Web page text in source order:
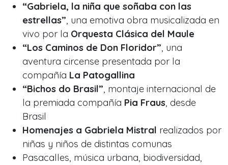
“Gabriela, la niña que soñaba con las
estrellas”, una emotiva obra musicalizada en
vivo por la Orquesta Clásica del Maule
“Los Caminos de Don Floridor”, una
aventura circense presentada por la
compañía La Patogallina
“Bichos do Brasil”, montaje internacional de
la premiada compañía Pia Fraus, desde
Brasil
Homenajes a Gabriela Mistral realizados por
niñas y niños de distintas comunas
Pasacalles, música urbana, biodiversidad,